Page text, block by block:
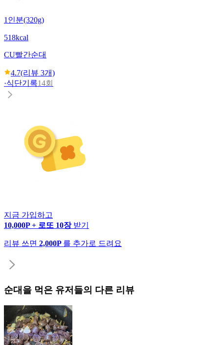
1인분(320g)
518kcal
CU빨간순대
4.7(리뷰 3개)
·식단기록14회
지금 가입하고
10,000P + 로또 10장 받기
리뷰 쓰면 2,000P 를 추가로 드려요
순대 을 먹은 유저들의 다른 리뷰